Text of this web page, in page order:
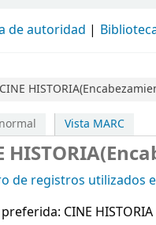
de autoridad
CINE
Vista MARC
de registros utilizados
CINE HISTORIA